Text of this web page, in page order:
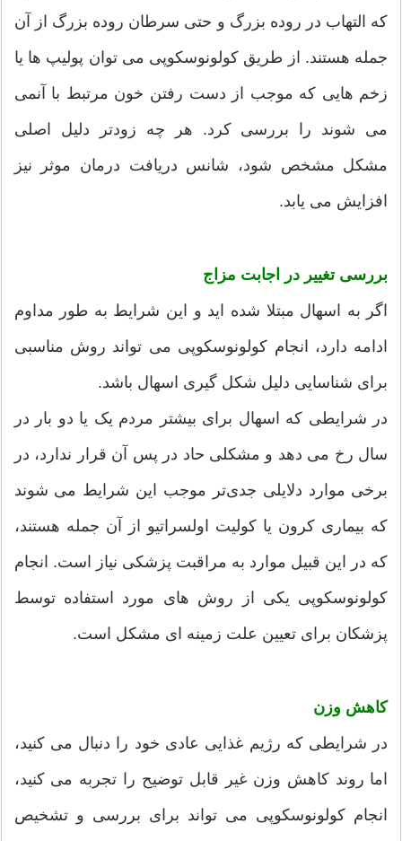
که التهاب در روده بزرگ و حتی سرطان روده بزرگ از آن
جمله هستند. از طریق کولونوسکوپی می توان پولیپ ها یا
زخم هایی که موجب از دست رفتن خون مرتبط با آنمی
می شوند را بررسی کرد. هر چه زودتر دلیل اصلی
مشکل مشخص شود، شانس دریافت درمان موثر نیز
افزایش می یابد.
بررسی تغییر در اجابت مزاج
اگر به اسهال مبتلا شده اید و این شرایط به طور مداوم
ادامه دارد، انجام کولونوسکوپی می تواند روش مناسبی
برای شناسایی دلیل شکل گیری اسهال باشد.
در شرایطی که اسهال برای بیشتر مردم یک یا دو بار در
سال رخ می دهد و مشکلی حاد در پس آن قرار ندارد، در
برخی موارد دلایلی جدی‌تر موجب این شرایط می شوند
که بیماری کرون یا کولیت اولسراتیو از آن جمله هستند،
که در این قبیل موارد به مراقبت پزشکی نیاز است. انجام
کولونوسکوپی یکی از روش های مورد استفاده توسط
پزشکان برای تعیین علت زمینه ای مشکل است.
کاهش وزن
در شرایطی که رژیم غذایی عادی خود را دنبال می کنید،
اما روند کاهش وزن غیر قابل توضیح را تجربه می کنید،
انجام کولونوسکوپی می تواند برای بررسی و تشخیص